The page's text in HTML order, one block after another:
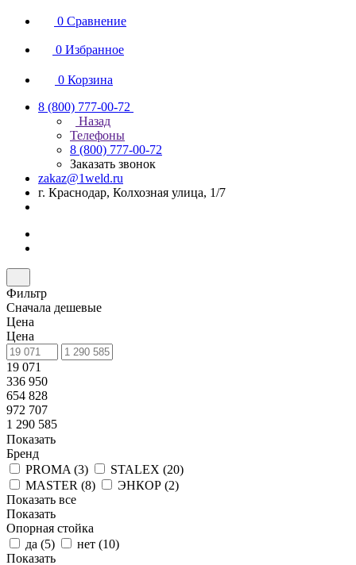
0 Сравнение
0 Избранное
0 Корзина
8 (800) 777-00-72
Назад
Телефоны
8 (800) 777-00-72
Заказать звонок
zakaz@1weld.ru
г. Краснодар, Колхозная улица, 1/7
Фильтр
Сначала дешевые
Цена
Цена
19 071
336 950
654 828
972 707
1 290 585
Показать
Бренд
PROMA (3) STALEX (20)
MASTER (8) ЭНКОР (2)
Показать все
Показать
Опорная стойка
да (5) нет (10)
Показать